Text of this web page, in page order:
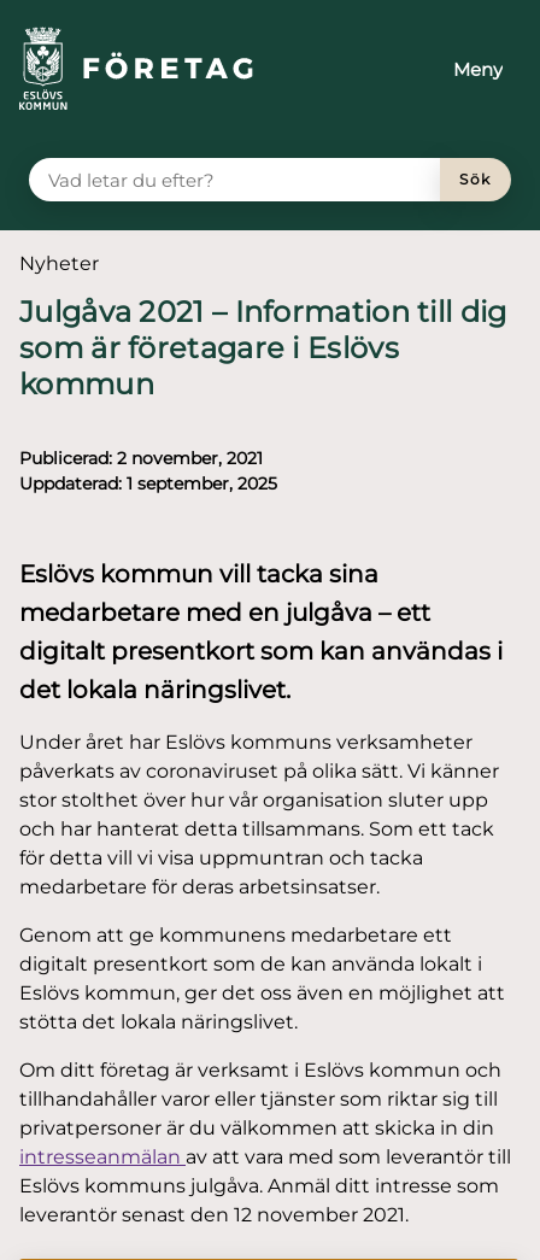
till innehåll
huvudmeny
Meny
VAD LETAR DU EFTER?
Sök
Du är här:
Nyheter
Julgåva 2021 – Information till dig
som är företagare i Eslövs
kommun
Publicerad: 2 november, 2021
Uppdaterad: 1 september, 2025
Eslövs kommun vill tacka sina
medarbetare med en julgåva – ett
digitalt presentkort som kan användas i
det lokala näringslivet.
Under året har Eslövs kommuns verksamheter
påverkats av coronaviruset på olika sätt. Vi känner
stor stolthet över hur vår organisation sluter upp
och har hanterat detta tillsammans. Som ett tack
för detta vill vi visa uppmuntran och tacka
medarbetare för deras arbetsinsatser.
Genom att ge kommunens medarbetare ett
digitalt presentkort som de kan använda lokalt i
Eslövs kommun, ger det oss även en möjlighet att
stötta det lokala näringslivet.
Om ditt företag är verksamt i Eslövs kommun och
tillhandahåller varor eller tjänster som riktar sig till
privatpersoner är du välkommen att skicka in din
intresseanmälan av att vara med som leverantör till
Eslövs kommuns julgåva. Anmäl ditt intresse som
leverantör senast den 12 november 2021.